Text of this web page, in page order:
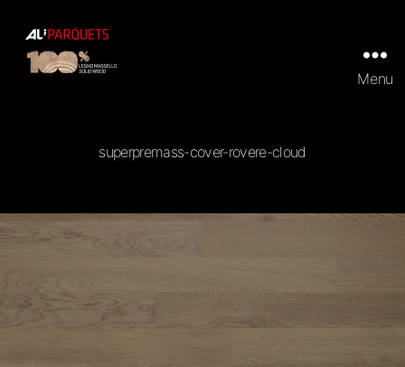
legno
massello
Menu
superpremass-cover-rovere-cloud